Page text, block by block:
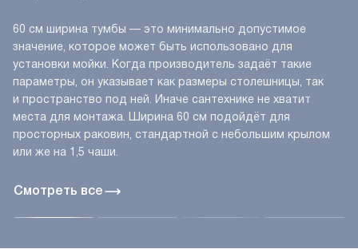
Смотреть все
60 см ширина тумбы — это минимально допустимое
значение, которое может быть использовано для
установки мойки. Когда производитель задаёт такие
параметры, он указывает как размеры столешницы, так
и пространство под ней. Иначе сантехнике не хватит
места для монтажа. Ширина 60 см подойдёт для
просторных раковин, стандартной с небольшим крылом
или же на 1,5 чаши.